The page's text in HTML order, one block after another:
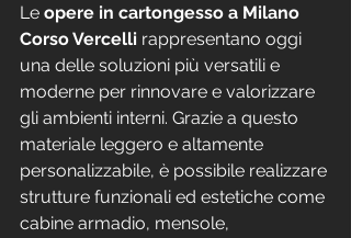
Le opere in cartongesso a Milano
Corso Vercelli rappresentano oggi
una delle soluzioni più versatili e
moderne per rinnovare e valorizzare
gli ambienti interni. Grazie a questo
materiale leggero e altamente
personalizzabile, è possibile realizzare
strutture funzionali ed estetiche come
cabine armadio, mensole,